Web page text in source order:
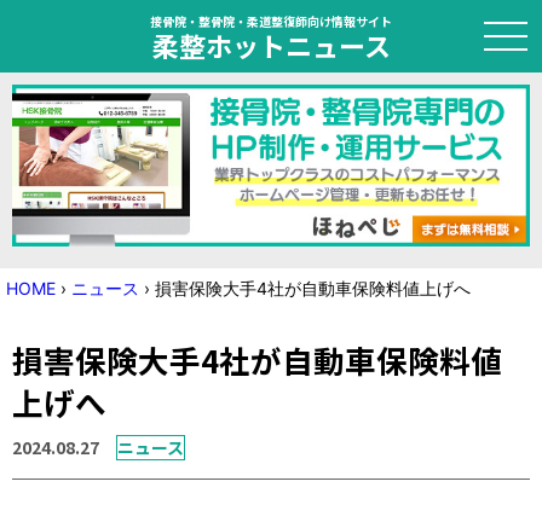
接骨院・整骨院・柔道整復師向け情報サイト
柔整ホットニュース
HOME
トピック
ニュース
国家試験対策
学会・セミナー情報
HOME › ニュース › 損害保険大手4社が自動車保険料値上げへ
損害保険大手4社が自動車保険料値
上げへ
2024.08.27 ニュース